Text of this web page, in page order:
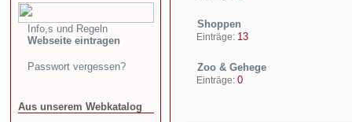
Info,s und Regeln
Webseite eintragen
Passwort vergessen?
Aus unserem Webkatalog
Shoppen
Einträge: 13
Zoo & Gehege
Einträge: 0